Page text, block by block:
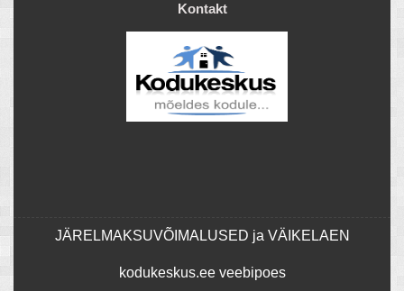
Kontakt
JÄRELMAKSUVÕIMALUSED ja VÄIKELAEN
kodukeskus.ee veebipoes